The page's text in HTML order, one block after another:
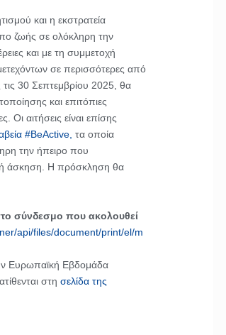
και η εκστρατεία
ζωής σε ολόκληρη την
και με τη συμμετοχή
σε περισσότερες από
30 Σεπτεμβρίου 2025, θα
και επιτόπιες
Οι αιτήσεις είναι επίσης
#BeActive, τα οποία
την ήπειρο που
άσκηση. Η πρόσκληση θα
σύνδεσμο που ακολουθεί
api/files/document/print/el/m
Ευρωπαϊκή Εβδομάδα
στη σελίδα της